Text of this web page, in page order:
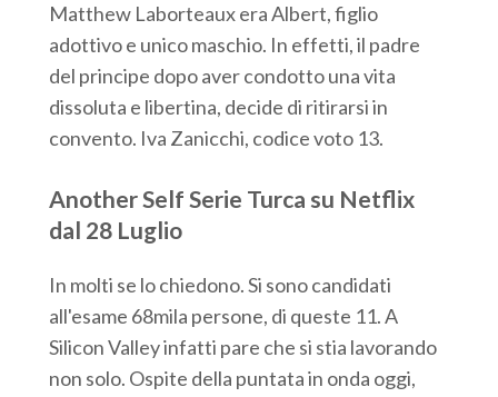
Matthew Laborteaux era Albert, figlio
adottivo e unico maschio. In effetti, il padre
del principe dopo aver condotto una vita
dissoluta e libertina, decide di ritirarsi in
convento. Iva Zanicchi, codice voto 13.
Another Self Serie Turca su Netflix
dal 28 Luglio
In molti se lo chiedono. Si sono candidati
all'esame 68mila persone, di queste 11. A
Silicon Valley infatti pare che si stia lavorando
non solo. Ospite della puntata in onda oggi,